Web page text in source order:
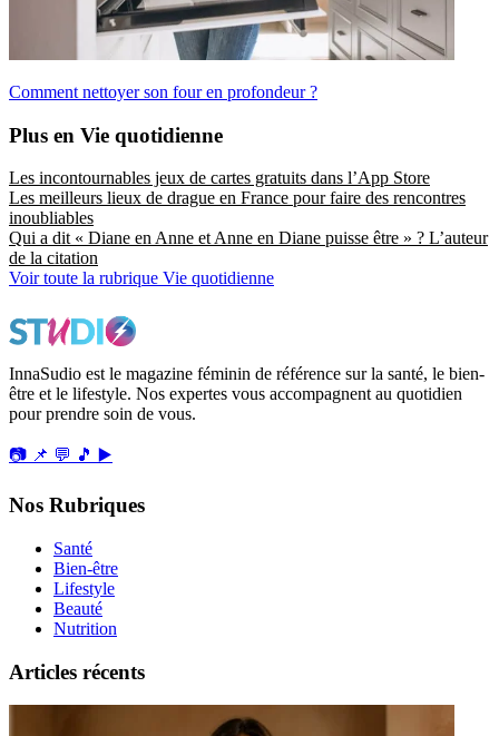
Comment nettoyer son four en profondeur ?
Plus en Vie quotidienne
Les incontournables jeux de cartes gratuits dans l’App Store
Les meilleurs lieux de drague en France pour faire des rencontres
inoubliables
Qui a dit « Diane en Anne et Anne en Diane puisse être » ? L’auteur
de la citation
Voir toute la rubrique Vie quotidienne
InnaSudio est le magazine féminin de référence sur la santé, le bien-
être et le lifestyle. Nos expertes vous accompagnent au quotidien
pour prendre soin de vous.
📷 📌 💬 🎵 ▶️
Nos Rubriques
Santé
Bien-être
Lifestyle
Beauté
Nutrition
Articles récents